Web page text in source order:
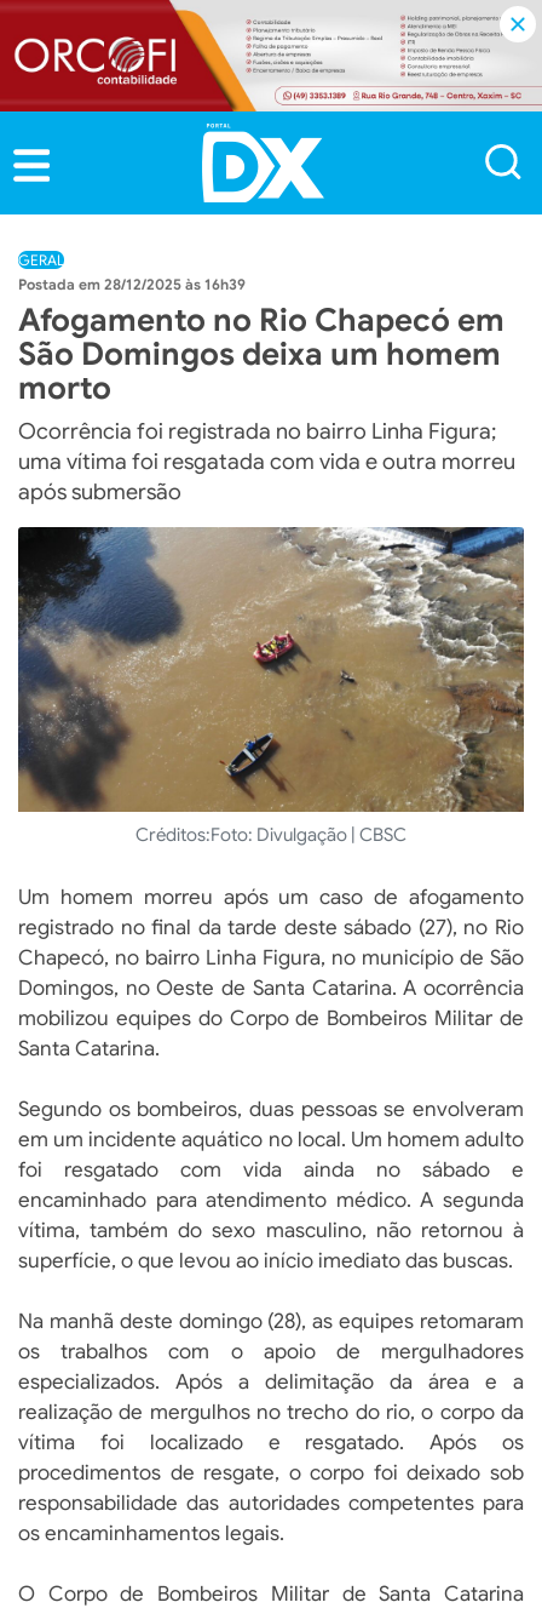
GERAL
28/12/2025 às 16h39
Afogamento no Rio Chapecó em
São Domingos deixa um homem
morto
Ocorrência foi registrada no bairro Linha Figura;
uma vítima foi resgatada com vida e outra morreu
após submersão
Créditos:Foto: Divulgação | CBSC
Um homem morreu após um caso de afogamento
registrado no final da tarde deste sábado (27), no Rio
Chapecó, no bairro Linha Figura, no município de São
Domingos, no Oeste de Santa Catarina. A ocorrência
mobilizou equipes do Corpo de Bombeiros Militar de
Santa Catarina.
Segundo os bombeiros, duas pessoas se envolveram
em um incidente aquático no local. Um homem adulto
foi resgatado com vida ainda no sábado e
encaminhado para atendimento médico. A segunda
vítima, também do sexo masculino, não retornou à
superfície, o que levou ao início imediato das buscas.
Na manhã deste domingo (28), as equipes retomaram
os trabalhos com o apoio de mergulhadores
especializados. Após a delimitação da área e a
realização de mergulhos no trecho do rio, o corpo da
vítima foi localizado e resgatado. Após os
procedimentos de resgate, o corpo foi deixado sob
responsabilidade das autoridades competentes para
os encaminhamentos legais.
O Corpo de Bombeiros Militar de Santa Catarina